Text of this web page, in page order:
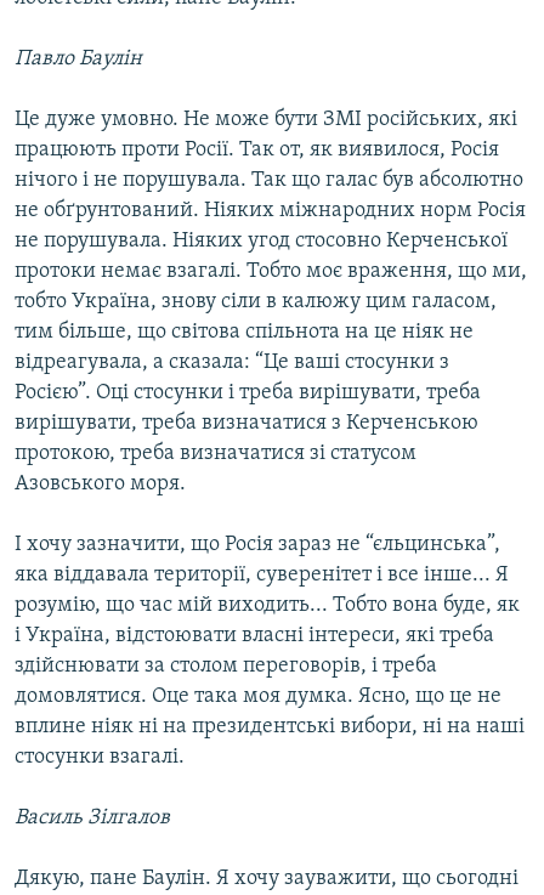
Павло Баулін
Це дуже умовно. Не може бути ЗМІ російських, які
працюють проти Росії. Так от, як виявилося, Росія
нічого і не порушувала. Так що галас був абсолютно
не обґрунтований. Ніяких міжнародних норм Росія
не порушувала. Ніяких угод стосовно Керченської
протоки немає взагалі. Тобто моє враження, що ми,
тобто Україна, знову сіли в калюжу цим галасом,
тим більше, що світова спільнота на це ніяк не
відреагувала, а сказала: “Це ваші стосунки з
Росією”. Оці стосунки і треба вирішувати, треба
вирішувати, треба визначатися з Керченською
протокою, треба визначатися зі статусом
Азовського моря.
І хочу зазначити, що Росія зараз не “єльцинська”,
яка віддавала території, суверенітет і все інше... Я
розумію, що час мій виходить... Тобто вона буде, як
і Україна, відстоювати власні інтереси, які треба
здійснювати за столом переговорів, і треба
домовлятися. Оце така моя думка. Ясно, що це не
вплине ніяк ні на президентські вибори, ні на наші
стосунки взагалі.
Василь Зілгалов
Дякую, пане Баулін. Я хочу зауважити, що сьогодні